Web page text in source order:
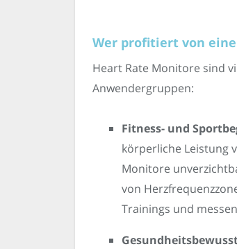
Wer profitiert von
Heart Rate Monitore sind
Anwendergruppen:
Fitness- und
körperliche Leistung
Monitore
von
Trainings und